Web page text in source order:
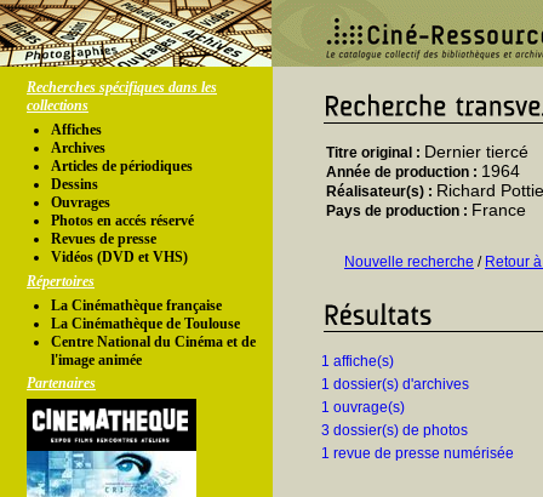
Recherches spécifiques dans les
collections
Affiches
Archives
Articles de périodiques
Dessins
Ouvrages
Photos en accés réservé
Revues de presse
Vidéos (DVD et VHS)
Répertoires
La Cinémathèque française
La Cinémathèque de Toulouse
Centre National du Cinéma et de
l'image animée
Partenaires
Titre original : Dernier tiercé
Année de production : 1964
Réalisateur(s) : Richard
Pays de production : France
Nouvelle recherche / Retour
1 affiche(s)
1 dossier(s) d'archives
1 ouvrage(s)
3 dossier(s) de photos
1 revue de presse numérisée